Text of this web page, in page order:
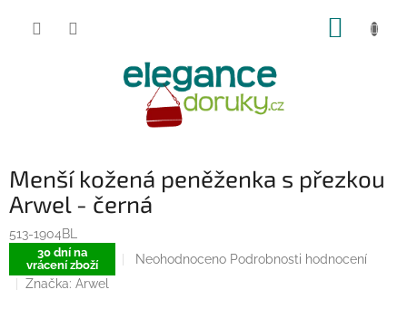
Menší kožená peněženka s přezkou
Arwel - černá
513-1904BL
30 dní na
vrácení zboží
Průměrné
Neohodnoceno Podrobnosti hodnocení
Značka: Arwel